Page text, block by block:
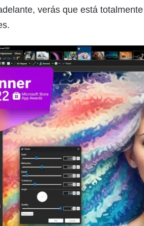
verás que está